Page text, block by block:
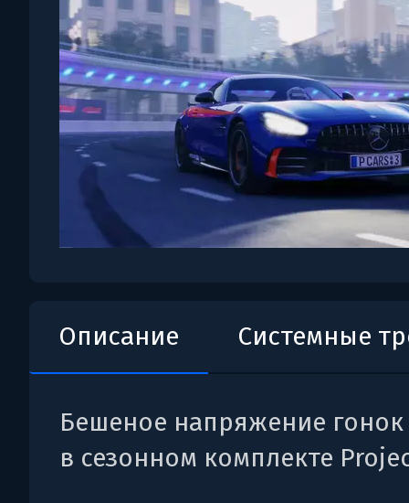
Описание Системные
Бешеное напряжение гонок
в сезонном комплекте